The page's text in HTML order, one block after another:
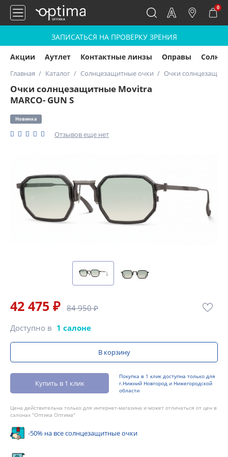
0
ЗАПИСАТЬСЯ НА ПРОВЕРКУ ЗРЕНИЯ
Акции Аутлет Контактные линзы Оправы
Главная Каталог Солнцезащитные очки Очки
Очки солнцезащитные Movitra
MARCO- GUN S
Новинка
Отзывов еще нет
42 475 ₽ 84 950 ₽
Доступно в 1 салоне
В корзину
Купить в 1 клик
Покупка в 1 клик доступна только для
г.Нижний Новгород и Нижегородской
области
Цена действительна только для интернет-магазина и может отличаться от цен в
салонах "Оптика Оптима"
-50% на все солнцезащитные очки